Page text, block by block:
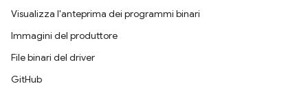
Visualizza l'anteprima dei programmi binari
Immagini del produttore
File binari del driver
GitHub